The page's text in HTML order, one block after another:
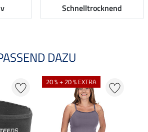
Schnelltrocknend
DAZU
20 % + 20 % EXTRA